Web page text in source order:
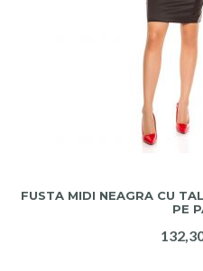
FUSTA MIDI NEAGRA CU
PE